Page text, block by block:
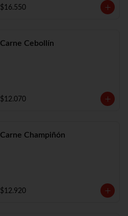
$16.550
Carne Cebollín
$12.070
Carne Champiñón
$12.920